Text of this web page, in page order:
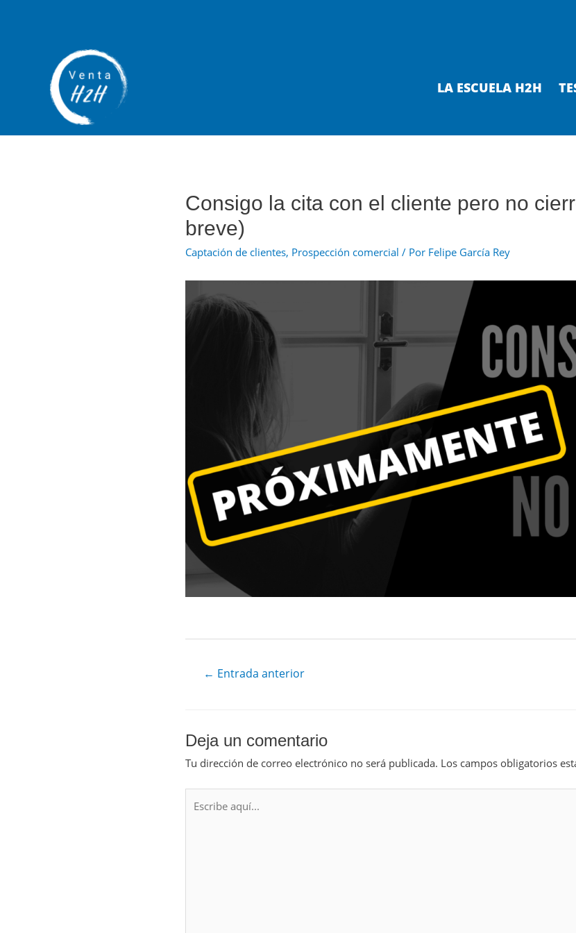
LA ESCUELA H2H
Consigo la cita con el cliente pero no
breve)
Captación de clientes, Prospección comercial / Por Felipe García Rey
← Entrada anterior
Deja un comentario
Tu dirección de correo electrónico no será publicada. Los campos obligatorios